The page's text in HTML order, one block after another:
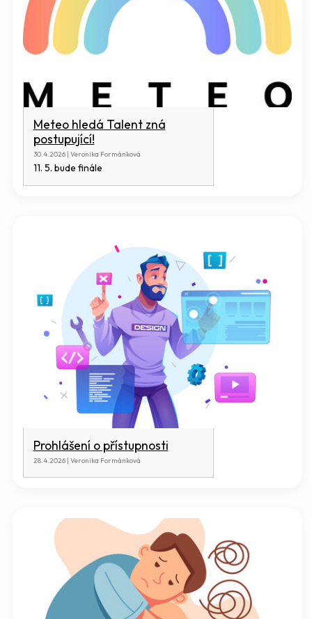
Meteo hledá Talent zná
postupující!
30.4.2026 | Veronika Formánková
11. 5. bude finále
Prohlášení o přístupnosti
28.4.2026 | Veronika Formánková